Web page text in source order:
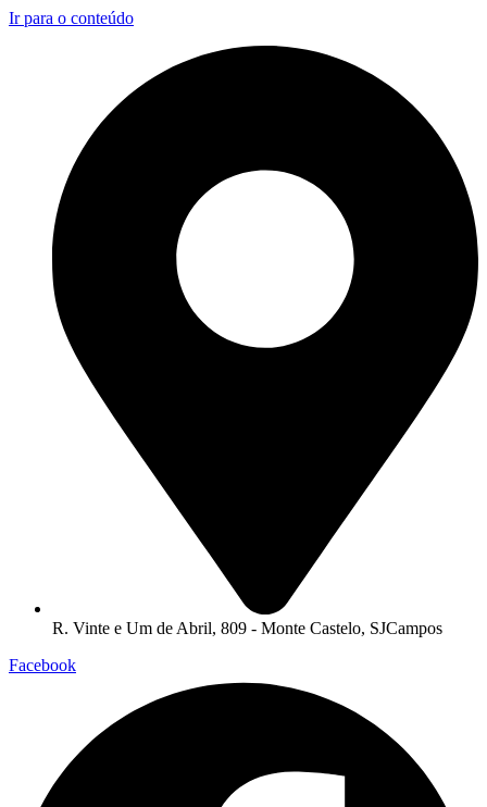
Ir para o conteúdo
R. Vinte e Um de Abril, 809 - Monte Castelo, SJCampos
Facebook